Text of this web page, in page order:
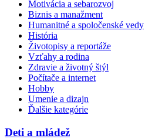
Motivácia a sebarozvoj
Biznis a manažment
Humanitné a spoločenské vedy
História
Životopisy a reportáže
Vzťahy a rodina
Zdravie a životný štýl
Počítače a internet
Hobby
Umenie a dizajn
Ďalšie kategórie
Deti a mládež